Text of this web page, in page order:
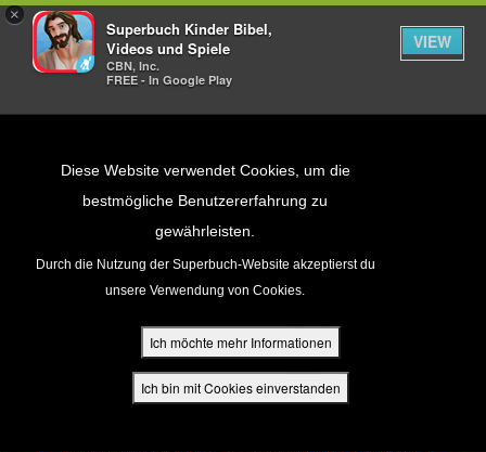
×
Superbuch Kinder Bibel,
Videos und Spiele
CBN, Inc.
FREE - In Google Play
VIEW
Diese Website verwendet Cookies, um die
bestmögliche Benutzererfahrung zu
gewährleisten.
Durch die Nutzung der Superbuch-Website akzeptierst du
unsere Verwendung von Cookies.
Ich möchte mehr Informationen
Ich bin mit Cookies einverstanden